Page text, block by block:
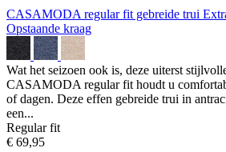
CASAMODA regular fit gebreide trui
Opstaande kraag
Wat het seizoen ook is, deze uiterst
CASAMODA regular fit houdt u
of dagen. Deze effen gebreide trui in
een...
Regular fit
€ 69,95